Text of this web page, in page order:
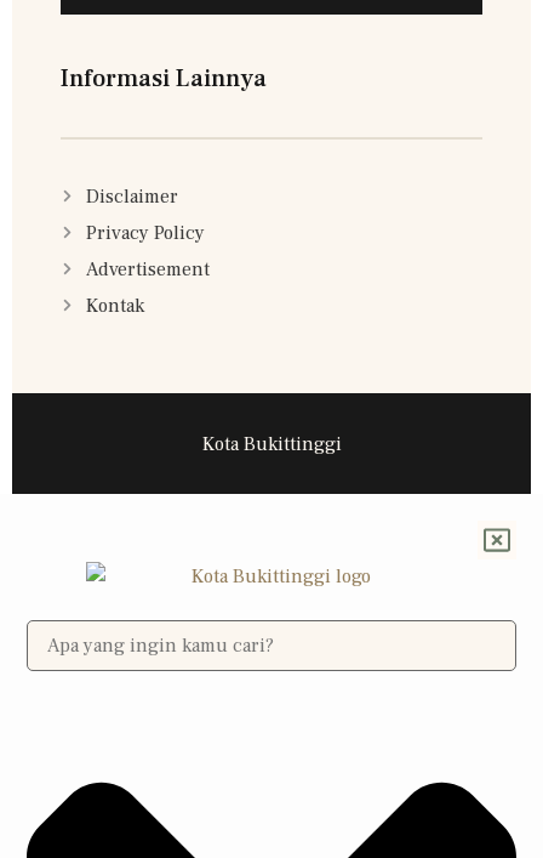
Informasi Lainnya
Disclaimer
Privacy Policy
Advertisement
Kontak
Kota Bukittinggi